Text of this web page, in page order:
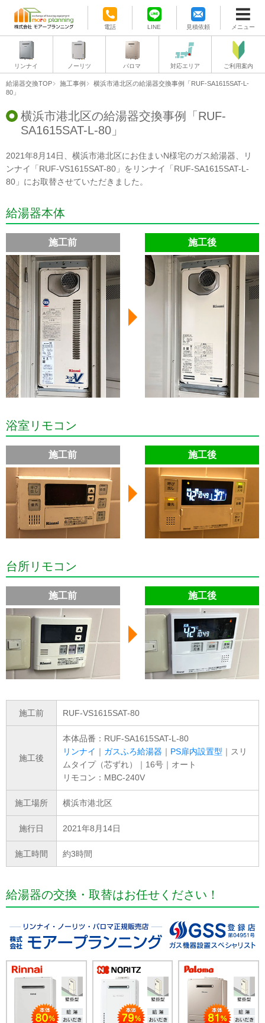
電話 LINE 見積依頼 メニュー
リンナイ ノーリツ パロマ 対応エリア ご利用案内
給湯器交換TOP 施工事例
横浜市港北区の給湯器交換事例「RUF-SA1615SAT-L-
80」
横浜市港北区の給湯器交換事例「RUF-
SA1615SAT-L-80」
2021年8月14日、横浜市港北区にお住まいN様宅のガス給湯器、リ
ンナイ「RUF-VS1615SAT-80」をリンナイ「RUF-SA1615SAT-L-
80」にお取替させていただきました。
給湯器本体
施工前 施工後
浴室リモコン
施工前 施工後
台所リモコン
施工前 施工後
施工前 RUF-VS1615SAT-80
施工後
本体品番：RUF-SA1615SAT-L-80
リンナイ ｜ ガスふろ給湯器 ｜ PS扉内設置型 ｜スリ
ムタイプ（芯ずれ）｜16号｜オート
リモコン：MBC-240V
施工場所 横浜市港北区
施行日 2021年8月14日
施工時間 約3時間
給湯器の交換・取替はお任せください！